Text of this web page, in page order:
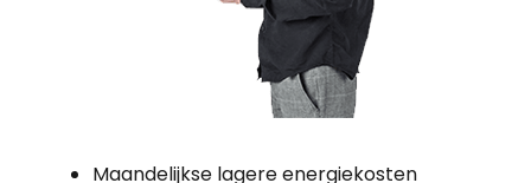
Maandelijkse lagere energiekosten